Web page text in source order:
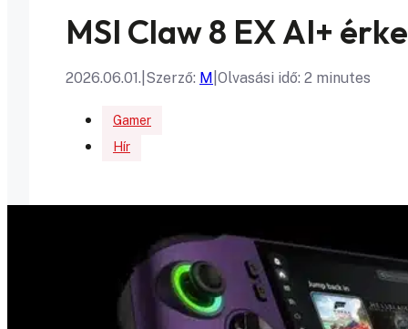
MSI Claw 8 EX AI+
2026.06.01. Szerző: M Olvasási idő: 2 minutes
Gamer
Hír